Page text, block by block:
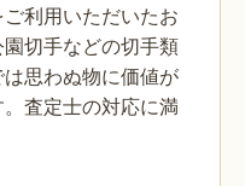
ご利用いただいたお
切手などの切手類
思わぬ物に価値が
査定士の対応に満